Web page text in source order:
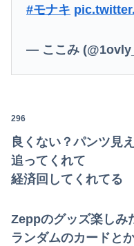
#モナキ
— ここみ
296
良くない？パンツ見
追ってくれて
経済回してくれてる
Zeppのグッズ楽しみ
ランダムのカードと